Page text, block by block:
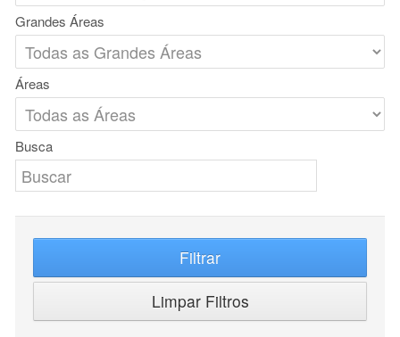
Grandes Áreas
Áreas
Busca
Filtrar
Limpar Filtros